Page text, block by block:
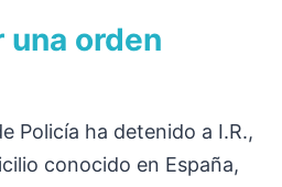
una orden
Policía ha detenido a I.R.,
conocido en España,